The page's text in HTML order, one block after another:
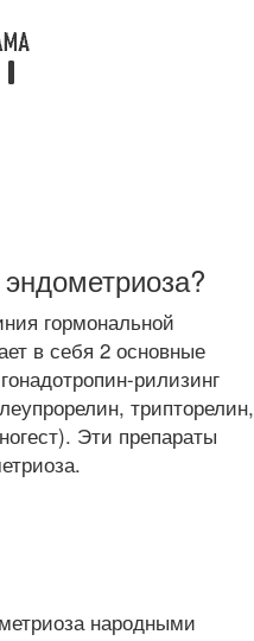
гормональной
в себя 2 основные
рилизинг
трипторелин,
Эти препараты
народными